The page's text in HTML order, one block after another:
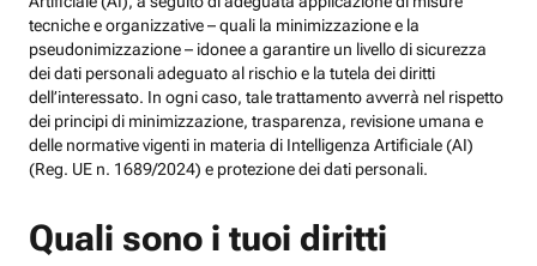
tecniche e organizzative – quali la minimizzazione e la
pseudonimizzazione – idonee a garantire un livello di sicurezza
dei dati personali adeguato al rischio e la tutela dei diritti
dell’interessato. In ogni caso, tale trattamento avverrà nel rispetto
dei principi di minimizzazione, trasparenza, revisione umana e
delle normative vigenti in materia di Intelligenza Artificiale (AI)
(Reg. UE n. 1689/2024) e protezione dei dati personali.
Quali sono i tuoi diritti